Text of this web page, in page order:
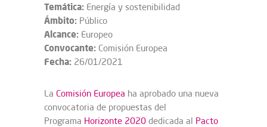
Temática: Energía y sostenibilidad
Ámbito: Público
Alcance: Europeo
Convocante: Comisión Europea
Fecha: 26/01/2021
La Comisión Europea ha aprobado una nueva
convocatoria de propuestas del
Programa Horizonte 2020 dedicada al Pacto